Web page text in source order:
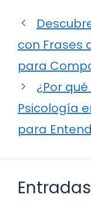
con Frases
para
¿Por
Psicología
para